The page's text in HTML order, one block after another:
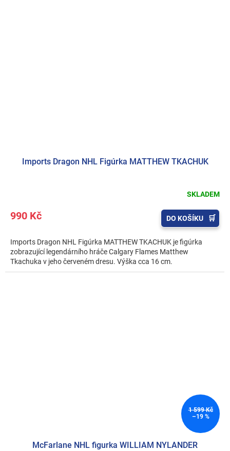
Imports Dragon NHL Figúrka MATTHEW TKACHUK
SKLADEM
990 Kč DO KOŠÍKU
Imports Dragon NHL Figúrka MATTHEW TKACHUK je figúrka
zobrazující legendárního hráče Calgary Flames Matthew
Tkachuka v jeho červeném dresu. Výška cca 16 cm.
1 599 Kč
–19 %
McFarlane NHL figurka WILLIAM NYLANDER